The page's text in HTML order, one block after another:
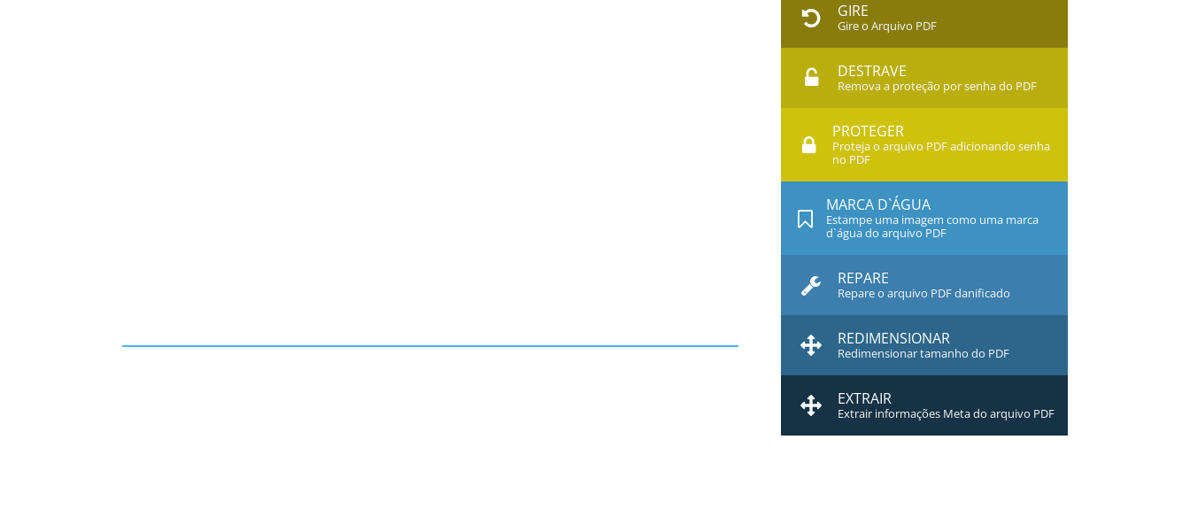
GIRE
Gire o Arquivo PDF
DESTRAVE
Remova a proteção por senha do PDF
PROTEGER
Proteja o arquivo PDF adicionando senha
no PDF
MARCA D`ÁGUA
Estampe uma imagem como uma marca
d`água do arquivo PDF
REPARE
Repare o arquivo PDF danificado
REDIMENSIONAR
Redimensionar tamanho do PDF
EXTRAIR
Extrair informações Meta do arquivo PDF